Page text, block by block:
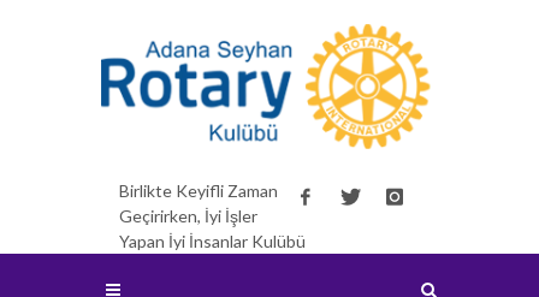
Birlikte Keyifli Zaman
Geçirirken, İyi İşler
Yapan İyi İnsanlar Kulübü